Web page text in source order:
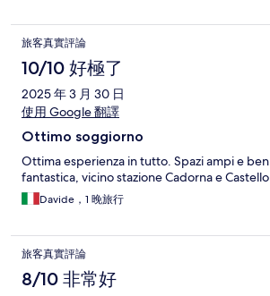
旅客真實評論
10/10 好極了
2025 年 3 月 30 日
使用 Google 翻譯
Ottimo soggiorno
Ottima esperienza in tutto. Spazi ampi e
fantastica, vicino stazione Cadorna e
Davide，1 晚旅行
旅客真實評論
8/10 非常好